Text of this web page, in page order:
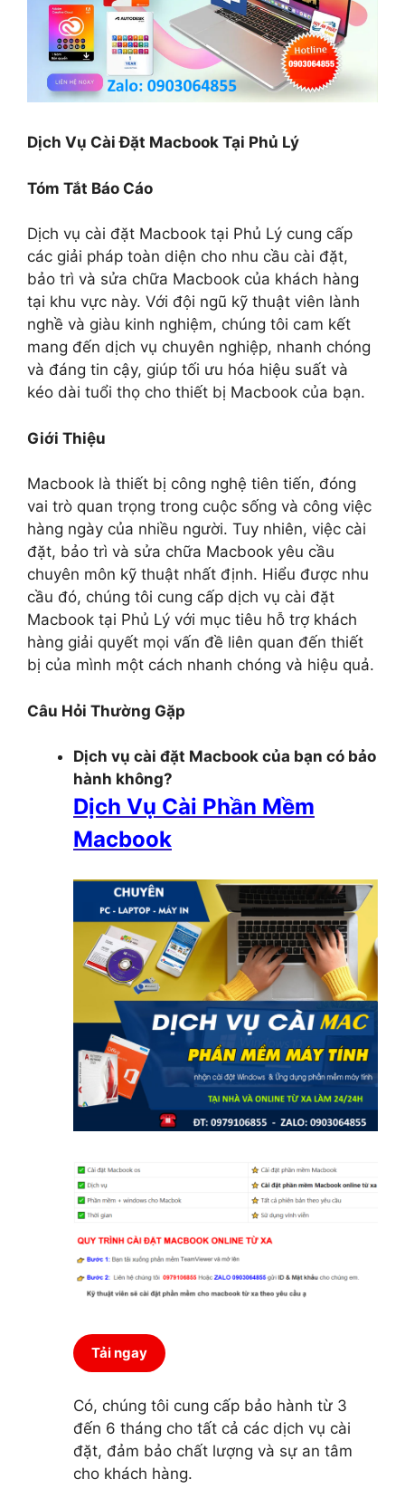
Dịch Vụ Cài Đặt Macbook Tại Phủ Lý
Tóm Tắt Báo Cáo
Dịch vụ cài đặt Macbook tại Phủ Lý cung cấp
các giải pháp toàn diện cho nhu cầu cài đặt,
bảo trì và sửa chữa Macbook của khách hàng
tại khu vực này. Với đội ngũ kỹ thuật viên lành
nghề và giàu kinh nghiệm, chúng tôi cam kết
mang đến dịch vụ chuyên nghiệp, nhanh chóng
và đáng tin cậy, giúp tối ưu hóa hiệu suất và
kéo dài tuổi thọ cho thiết bị Macbook của bạn.
Giới Thiệu
Macbook là thiết bị công nghệ tiên tiến, đóng
vai trò quan trọng trong cuộc sống và công việc
hàng ngày của nhiều người. Tuy nhiên, việc cài
đặt, bảo trì và sửa chữa Macbook yêu cầu
chuyên môn kỹ thuật nhất định. Hiểu được nhu
cầu đó, chúng tôi cung cấp dịch vụ cài đặt
Macbook tại Phủ Lý với mục tiêu hỗ trợ khách
hàng giải quyết mọi vấn đề liên quan đến thiết
bị của mình một cách nhanh chóng và hiệu quả.
Câu Hỏi Thường Gặp
Dịch vụ cài đặt Macbook của bạn có bảo
hành không?
Dịch Vụ Cài Phần Mềm
Macbook
Tải ngay
Có, chúng tôi cung cấp bảo hành từ 3
đến 6 tháng cho tất cả các dịch vụ cài
đặt, đảm bảo chất lượng và sự an tâm
cho khách hàng.